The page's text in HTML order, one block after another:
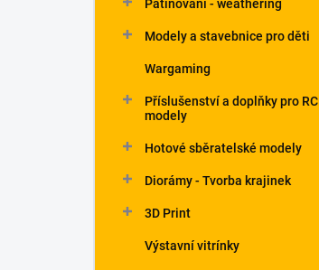
Patinování - weathering
Modely a stavebnice pro děti
Wargaming
Příslušenství a doplňky pro RC
modely
Hotové sběratelské modely
Diorámy - Tvorba krajinek
3D Print
Výstavní vitrínky